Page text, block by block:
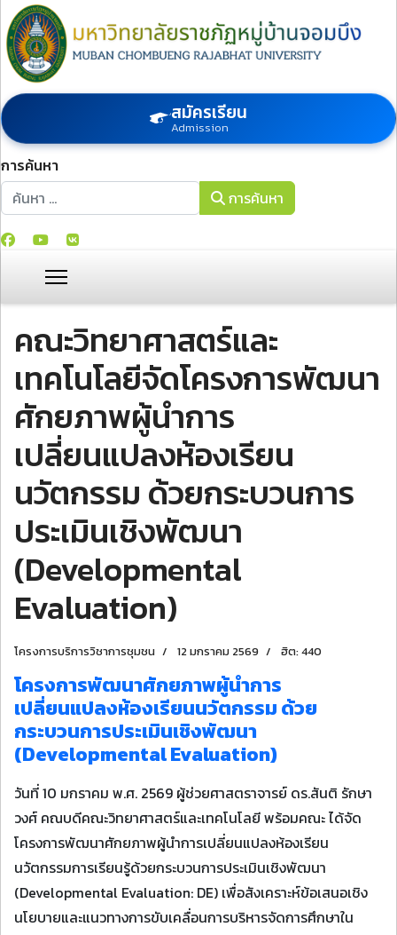
สมัครเรียน
Admission
การค้นหา
การค้นหา
การค้นหา
คณะวิทยาศาสตร์และ
เทคโนโลยีจัดโครงการพัฒนา
ศักยภาพผู้นำการ
เปลี่ยนแปลงห้องเรียน
นวัตกรรม ด้วยกระบวนการ
ประเมินเชิงพัฒนา
(Developmental
Evaluation)
โครงการบริการวิชาการชุมชน 12 มกราคม 2569 ฮิต: 440
โครงการพัฒนาศักยภาพผู้นำการ
เปลี่ยนแปลงห้องเรียนนวัตกรรม ด้วย
กระบวนการประเมินเชิงพัฒนา
(Developmental Evaluation)
วันที่ 10 มกราคม พ.ศ. 2569 ผู้ช่วยศาสตราจารย์ ดร.สันติ รักษา
วงศ์ คณบดีคณะวิทยาศาสตร์และเทคโนโลยี พร้อมคณะ ได้จัด
โครงการพัฒนาศักยภาพผู้นำการเปลี่ยนแปลงห้องเรียน
นวัตกรรมการเรียนรู้ด้วยกระบวนการประเมินเชิงพัฒนา
(Developmental Evaluation: DE) เพื่อสังเคราะห์ข้อเสนอเชิง
นโยบายและแนวทางการขับเคลื่อนการบริหารจัดการศึกษาใน